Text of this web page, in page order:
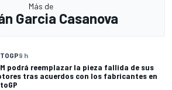
Más de
Garcia Casanova
9 h
podrá reemplazar la pieza fallida de sus
tras acuerdos con los fabricantes en